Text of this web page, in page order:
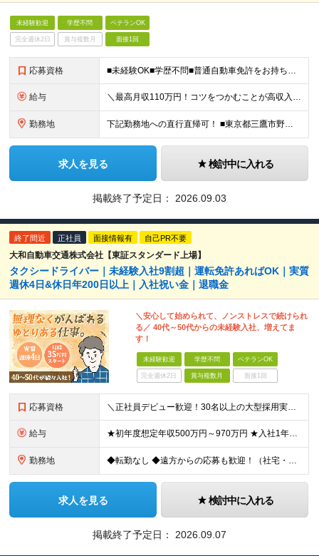
未経験歓迎 学歴不問 ベテランOK
完全週休2日 賞与複数月 面接1回
応募資格 ■未経験OK■学歴不問■普通自動車免許をお持ちの方(AT限定可) ★20～30代が中心の、比較的若い組織です！ コツやノウハウを共有したり、フォローし合ったりと協力しながら皆で結果を出しています！
給与 ＼最高月収110万円！コツをつかむことが高収入に直結！／ 報酬／1日あたり1万8000円～5万円 ◎試用期間はありません ◎日払い、週払い可(アプリから簡単に申請できます！) ◎スキルにより、単価
勤務地 下記勤務地への直行直帰可！ ■東京都三鷹市野崎3丁目 ■東京都三鷹市下連雀3丁目 ★配達エリアは三鷹市、武蔵野市です (変更の範囲)上記を除く当社関連勤務地 ≪三鷹市・武蔵野市の魅力ポイント≫
求人を見る 検討中に入れる
掲載終了予定日： 2026.09.03
終了間近 正社員 面接情報有 自己PR不要
大和自動車交通株式会社【東証スタンダード上場】
タクシードライバー｜未経験入社9割超｜運転免許あればOK｜実質
週休4日&休日年200日以上｜入社祝い金｜退職金
＼安心して始められて、ノンストレスで続けられ
る／ 40代～50代からの未経験入社、増えてま
す！
未経験歓迎 学歴不問 ベテランOK
完全週休2日 賞与複数月 面接1回
応募資格 ＼正社員デビュー歓迎！30名以上の大型採用実施中！／ ◆学歴不問 ◆普通自動車免許(AT可)取得3年以上 ＼こんな方も歓迎します／ ◆転職回数が多い・ブランクがあるなどで不安がある方 ◆頑張り次第で
給与 ★初年度想定年収500万円～970万円 ★入社1年目の平均月収38万1,600円 ★入社祝い金あり ・経験者：30万円（営業所配属時（1カ月後）に10万円、本採用後（6カ月後）に10万円、本採用後1年
勤務地 ◆転勤なし ◆遠方からの応募も歓迎！（社宅・住宅補助あり／規定あり） ◆勤務地は希望を考慮 東京都内（江東区/北区/足立区）のいずれかの拠点にて勤務いただきます ◆東京都江東区猿江2-16-27 ◆
求人を見る 検討中に入れる
掲載終了予定日： 2026.09.07